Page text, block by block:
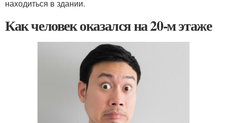
находиться в здании.
Как человек оказался на 20-м этаже